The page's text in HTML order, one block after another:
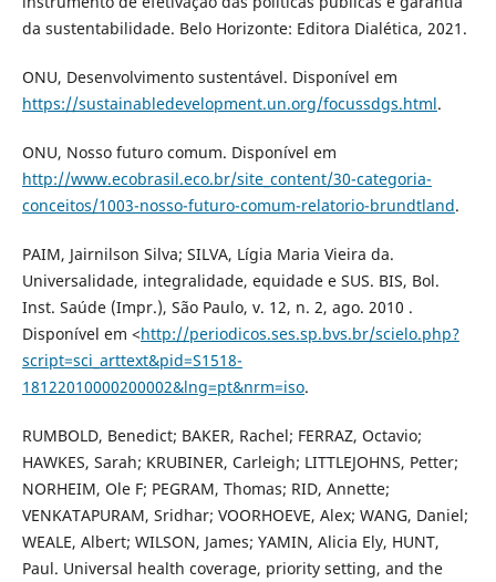
da sustentabilidade. Belo Horizonte: Editora Dialética, 2021.
ONU, Desenvolvimento sustentável. Disponível em
https://sustainabledevelopment.un.org/focussdgs.html.
ONU, Nosso futuro comum. Disponível em
http://www.ecobrasil.eco.br/site_content/30-categoria-
conceitos/1003-nosso-futuro-comum-relatorio-brundtland.
PAIM, Jairnilson Silva; SILVA, Lígia Maria Vieira da.
Universalidade, integralidade, equidade e SUS. BIS, Bol.
Inst. Saúde (Impr.), São Paulo, v. 12, n. 2, ago. 2010 .
Disponível em <http://periodicos.ses.sp.bvs.br/scielo.php?
script=sci_arttext&pid=S1518-
18122010000200002&lng=pt&nrm=iso.
RUMBOLD, Benedict; BAKER, Rachel; FERRAZ, Octavio;
HAWKES, Sarah; KRUBINER, Carleigh; LITTLEJOHNS, Petter;
NORHEIM, Ole F; PEGRAM, Thomas; RID, Annette;
VENKATAPURAM, Sridhar; VOORHOEVE, Alex; WANG, Daniel;
WEALE, Albert; WILSON, James; YAMIN, Alicia Ely, HUNT,
Paul. Universal health coverage, priority setting, and the